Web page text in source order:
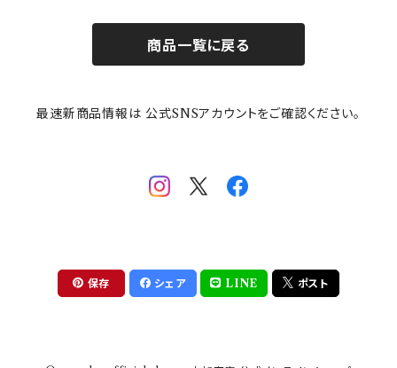
mofusand（モフサンド）
mofsand×日比谷花壇
ちびまる子ちゃんandクレヨンしんちゃん
HANAE MORI(ハナエモリ)
THE BEATLES(ザ・ビートルズ)
【山加商店×yaeko】migratory bird
隅切り重箱
HAPPY DINING(ハッピーダイニング)
メイメイウェア
SoSo(ソソ）
商品一覧に戻る
最速新商品情報は 公式SNSアカウントをご確認ください。
保存 シェア LINE ポスト